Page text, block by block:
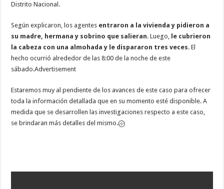
Distrito Nacional.
Según explicaron, los agentes entraron a la vivienda y pidieron a
su madre, hermana y sobrino que salieran. Luego, le cubrieron
la cabeza con una almohada y le dispararon tres veces. El
hecho ocurrió alrededor de las 8:00 de la noche de este
sábado.Advertisement
Estaremos muy al pendiente de los avances de este caso para ofrecer
toda la información detallada que en su momento esté disponible. A
medida que se desarrollen las investigaciones respecto a este caso,
se brindaran más detalles del mismo.